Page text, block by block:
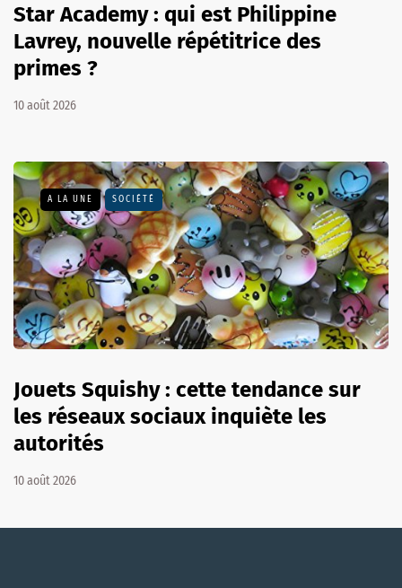
Star Academy : qui est Philippine
Lavrey, nouvelle répétitrice des
primes ?
10 août 2026
A LA UNE SOCIÉTÉ
Jouets Squishy : cette tendance sur
les réseaux sociaux inquiète les
autorités
10 août 2026